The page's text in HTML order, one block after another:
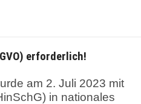
erforderlich!
am 2. Juli 2023 mit
in nationales